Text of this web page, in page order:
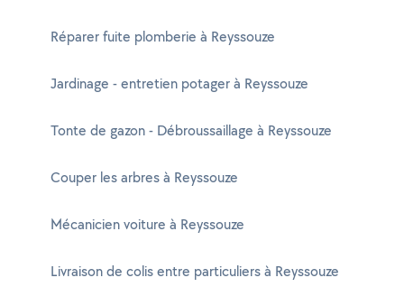
Réparer fuite plomberie à Reyssouze
Jardinage - entretien potager à Reyssouze
Tonte de gazon - Débroussaillage à Reyssouze
Couper les arbres à Reyssouze
Mécanicien voiture à Reyssouze
Livraison de colis entre particuliers à Reyssouze